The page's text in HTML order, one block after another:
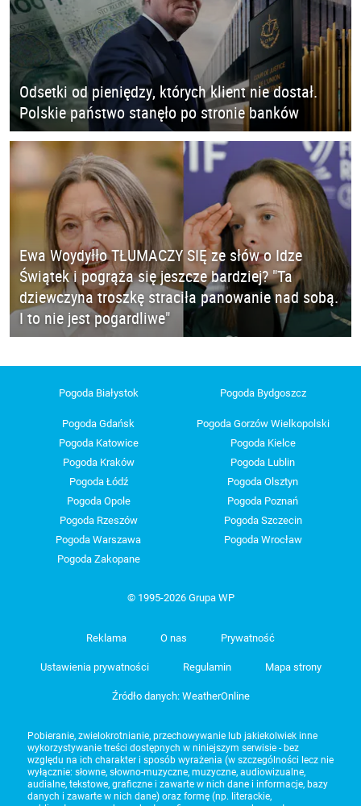
Odsetki od pieniędzy, których klient nie dostał.
Polskie państwo stanęło po stronie banków
Ewa Woydyłło TŁUMACZY SIĘ ze słów o Idze
Świątek i pogrąża się jeszcze bardziej? "Ta
dziewczyna troszkę straciła panowanie nad sobą.
I to nie jest pogardliwe"
Pogoda Białystok Pogoda Bydgoszcz
Pogoda Gdańsk
Pogoda Gorzów Wielkopolski
Pogoda Katowice
Pogoda Kielce
Pogoda Kraków
Pogoda Lublin
Pogoda Łódź
Pogoda Olsztyn
Pogoda Opole
Pogoda Poznań
Pogoda Rzeszów
Pogoda Szczecin
Pogoda Warszawa
Pogoda Wrocław
Pogoda Zakopane
© 1995-2026 Grupa WP
Reklama O nas Prywatność
Ustawienia prywatności Regulamin Mapa strony
Źródło danych: WeatherOnline
Pobieranie, zwielokrotnianie, przechowywanie lub jakiekolwiek inne
wykorzystywanie treści dostępnych w niniejszym serwisie - bez
względu na ich charakter i sposób wyrażenia (w szczególności lecz nie
wyłącznie: słowne, słowno-muzyczne, muzyczne, audiowizualne,
audialne, tekstowe, graficzne i zawarte w nich dane i informacje, bazy
danych i zawarte w nich dane) oraz formę (np. literackie,